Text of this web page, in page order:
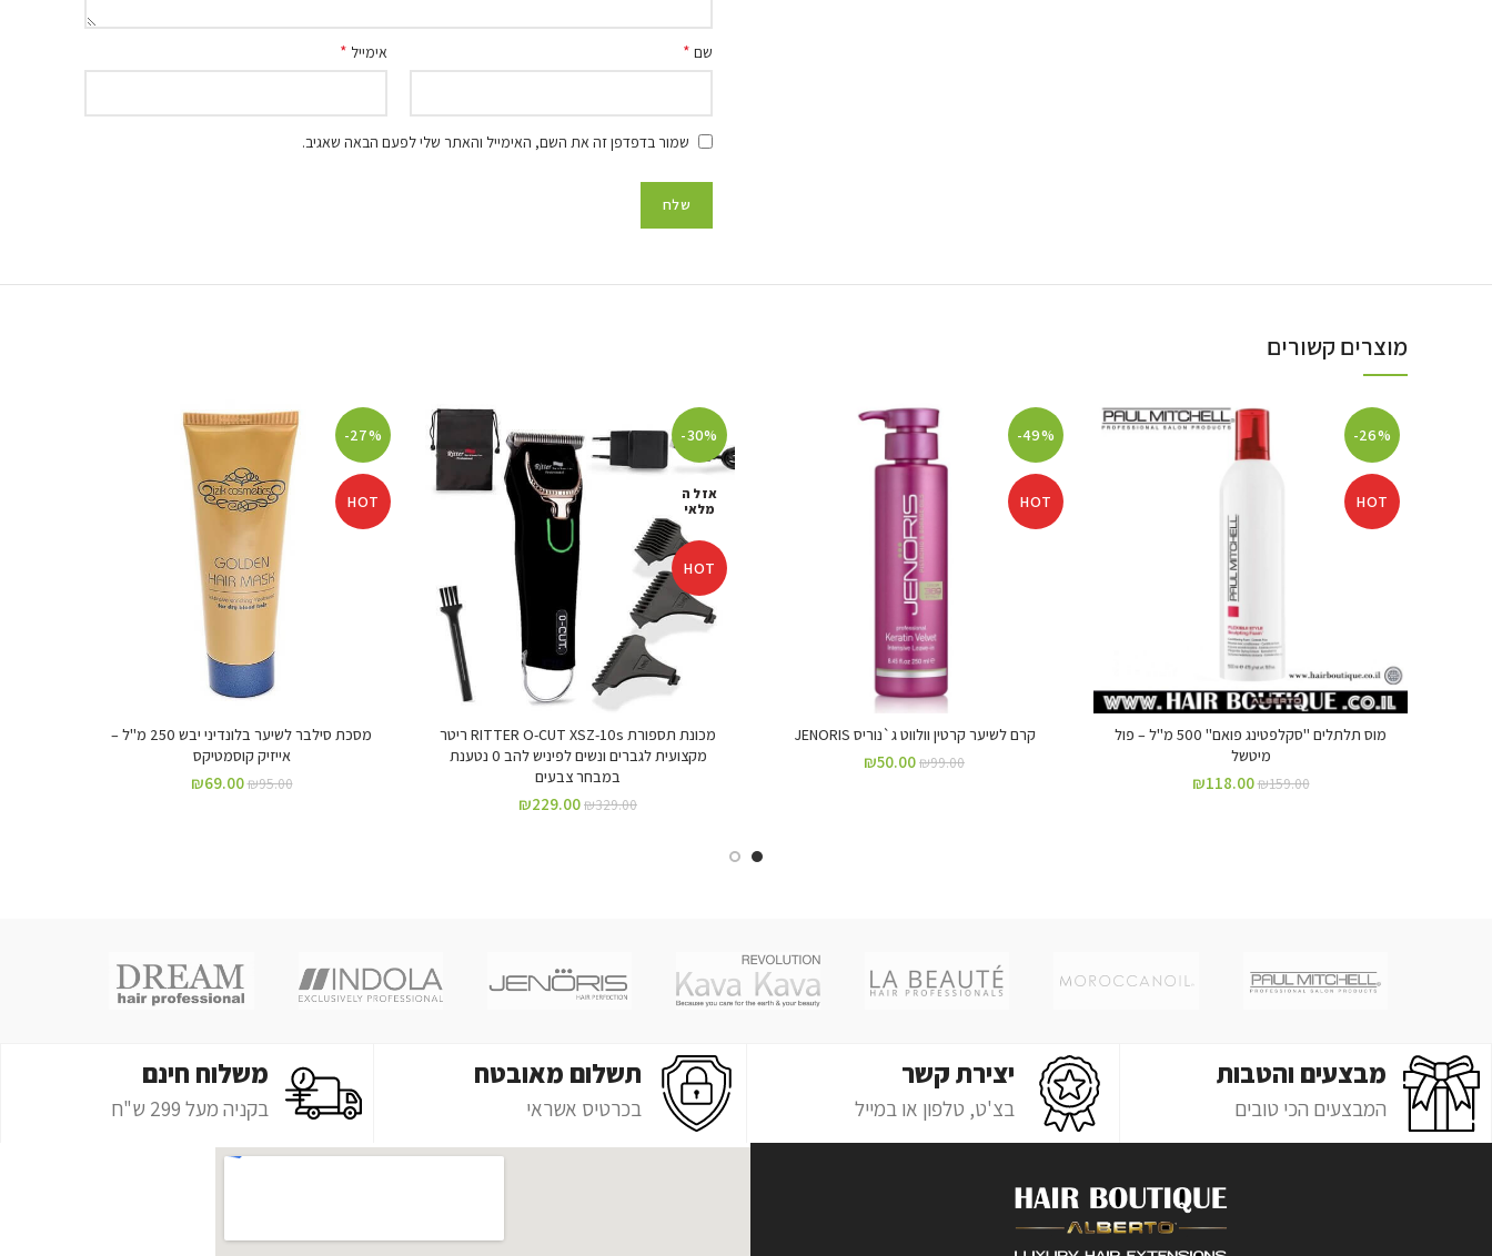
שם * אימייל *
שמור בדפדפן זה את השם, האימייל והאתר שלי לפעם הבאה שאגיב.
מוצרים קשורים
-26%
HOT
מוס תלתלים "סקלפטינג פואם" 500 מ"ל – פול
מיטשל
₪159.00
₪118.00
-49%
HOT
קרם לשיער קרטין וולווט ג`נוריס JENORIS
₪99.00
₪50.00
-30%
אזל ה
מלאי
HOT
מכונת תספורת RITTER O-CUT XSZ-10s ריטר
מקצועית לגברים ונשים לפיניש להב 0 נטענת
במבחר צבעים
₪329.00
₪229.00
-27%
HOT
מסכת סילבר לשיער בלונדיני יבש 250 מ"ל –
אייזיק קוסמטיקס
₪95.00
₪69.00
מבצעים והטבות
המבצעים הכי טובים
יצירת קשר
בצ'ט, טלפון או במייל
תשלום מאובטח
בכרטיס אשראי
משלוח חינם
בקניה מעל 299 ש"ח